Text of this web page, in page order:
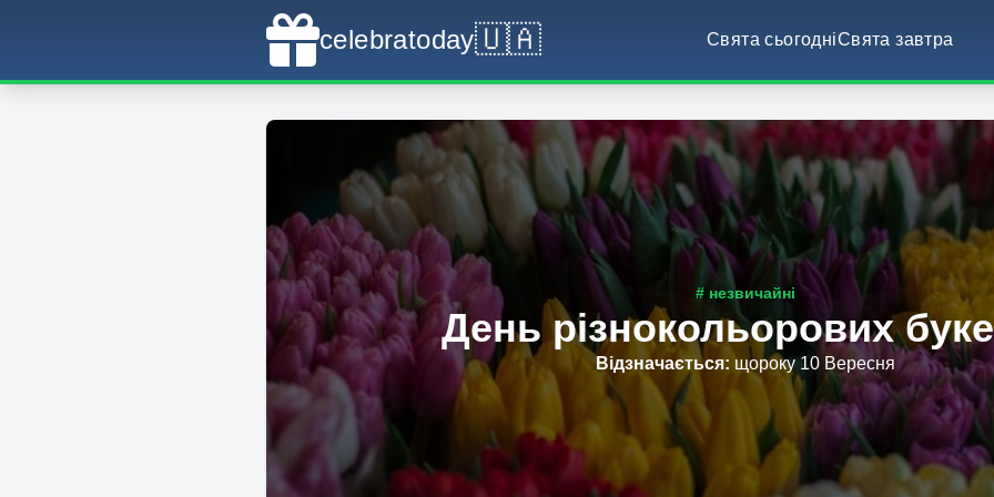
celebratoday🇺🇦 Свята сьогодніСвята завтра
# незвичайні
День різнокольорових
Відзначається: щороку 10 Вересня